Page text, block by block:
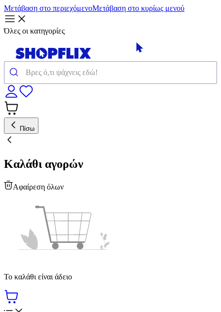
Μετάβαση στο περιεχόμενοΜετάβαση στο κυρίως μενού
Όλες οι κατηγορίες
Πίσω
Καλάθι αγορών
Αφαίρεση όλων
Το καλάθι είναι άδειο